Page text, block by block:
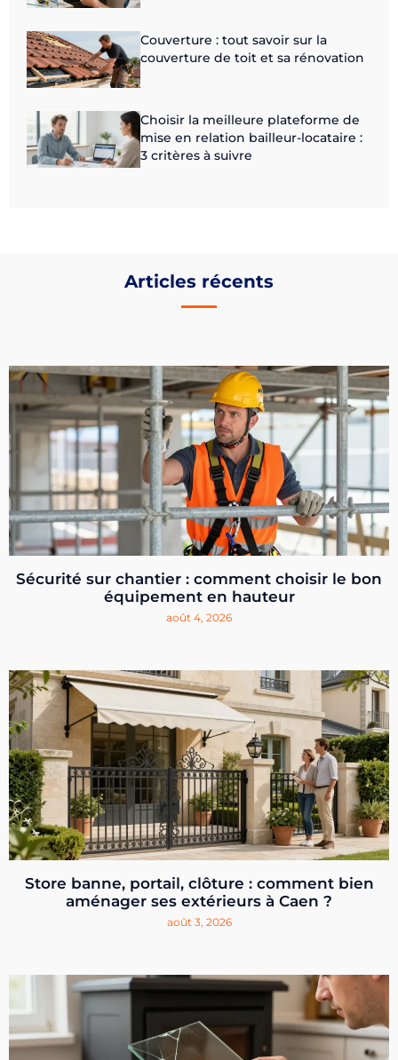
Couverture : tout savoir sur la
couverture de toit et sa rénovation
Choisir la meilleure plateforme de
mise en relation bailleur-locataire :
3 critères à suivre
Articles récents
Sécurité sur chantier : comment choisir le bon
équipement en hauteur
août 4, 2026
Store banne, portail, clôture : comment bien
aménager ses extérieurs à Caen ?
août 3, 2026